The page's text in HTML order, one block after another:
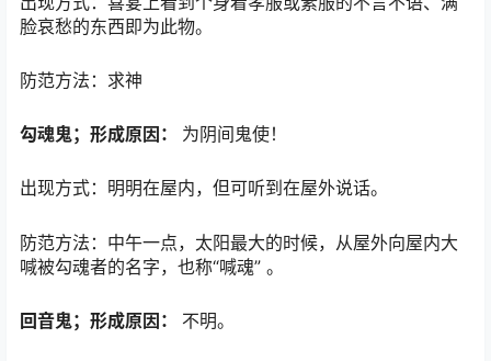
脸哀愁的东西即为此物。
防范方法：求神
勾魂鬼；形成原因： 为阴间鬼使！
出现方式：明明在屋内，但可听到在屋外说话。
防范方法：中午一点，太阳最大的时候，从屋外向屋内大
喊被勾魂者的名字，也称“喊魂” 。
回音鬼；形成原因： 不明。